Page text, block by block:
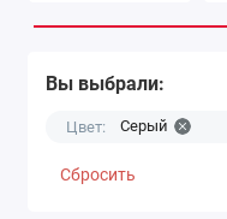
Вы выбрали:
Цвет: Серый
Сбросить